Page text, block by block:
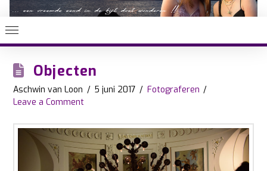
Objecten
Aschwin van Loon 5 juni 2017
Fotograferen
Leave a Comment